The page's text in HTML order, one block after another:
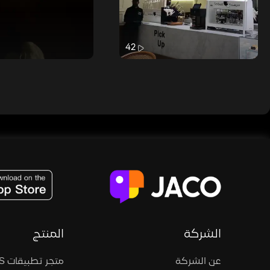
42
الشركة
عن الشركة
المنتج
متجر تطبيقات iOS